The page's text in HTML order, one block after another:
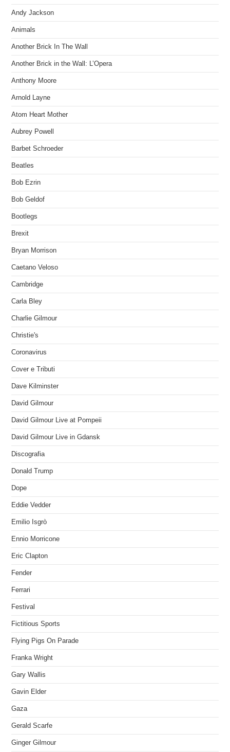
Andy Jackson
Animals
Another Brick In The Wall
Another Brick in the Wall: L’Opera
Anthony Moore
Arnold Layne
Atom Heart Mother
Aubrey Powell
Barbet Schroeder
Beatles
Bob Ezrin
Bob Geldof
Bootlegs
Brexit
Bryan Morrison
Caetano Veloso
Cambridge
Carla Bley
Charlie Gilmour
Christie's
Coronavirus
Cover e Tributi
Dave Kilminster
David Gilmour
David Gilmour Live at Pompeii
David Gilmour Live in Gdansk
Discografia
Donald Trump
Dope
Eddie Vedder
Emilio Isgrò
Ennio Morricone
Eric Clapton
Fender
Ferrari
Festival
Fictitious Sports
Flying Pigs On Parade
Franka Wright
Gary Wallis
Gavin Elder
Gaza
Gerald Scarfe
Ginger Gilmour